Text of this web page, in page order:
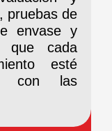
pruebas de
envase y
que cada
esté
con las